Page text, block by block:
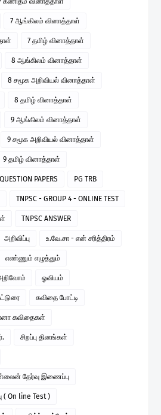
7 ஆங்கிலம் வினாத்தாள்
7 தமிழ் வினாத்தாள்
8 ஆங்கிலம் வினாத்தாள்
8 சமூக அறிவியல் வினாத்தாள்
8 தமிழ் வினாத்தாள்
9 ஆங்கிலம் வினாத்தாள்
9 சமூக அறிவியல் வினாத்தாள்
9 தமிழ் வினாத்தாள்
PAPERS PG TRB
TNPSC - GROUP 4 - ONLINE TEST
TNPSC ANSWER
அறிவிப்பு உ.வே.சா - என் சரித்திரம்
எண்ணும் எழுத்தும்
அறிவோம் ஓவியம்
கவிதை போட்டி
கவிதைகள்
சிறப்பு தினங்கள்
தேர்வு இணைப்பு
On line Test )